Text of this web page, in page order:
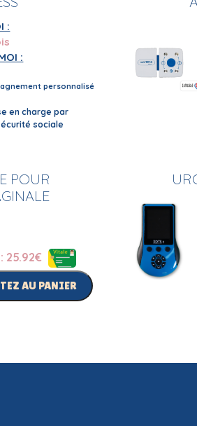
:
:
personnalisé
en charge par
sociale
POUR
25.92€
AU PANIER